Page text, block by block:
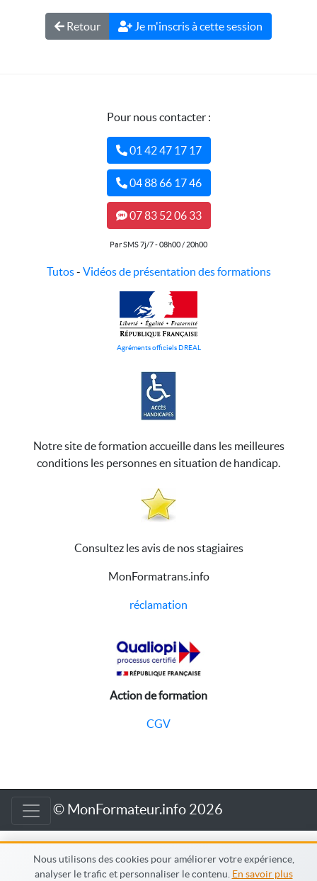
Nous utilisons des cookies pour améliorer votre expérience,
analyser le trafic et personnaliser le contenu. En savoir plus
Retour Je m'inscris à cette session
Pour nous contacter :
01 42 47 17 17
04 88 66 17 46
07 83 52 06 33
Par SMS 7j/7 - 08h00 / 20h00
Tutos- Vidéos de présentation des formations
Agréments officiels DREAL
Notre site de formation accueille dans les meilleures
conditions les personnes en situation de handicap.
Consultez les avis de nos stagiaires
MonFormatrans.info
réclamation
Action de formation
CGV
© MonFormateur.info 2026